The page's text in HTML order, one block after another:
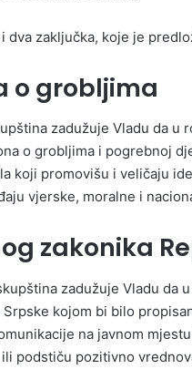
dva zaključka, koje je
o grobljima
zadužuje Vladu da u
o grobljima i pogrebnoj
koji promovišu i veličaju
vjerske, moralne i
zakonika
zadužuje Vladu da
kojom bi bilo
na javnom
podstiču pozitivno